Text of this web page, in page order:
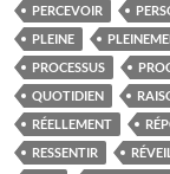
PERCEVOIR
PLEINE
PROCESSUS
QUOTIDIEN
RÉELLEMENT
RESSENTIR